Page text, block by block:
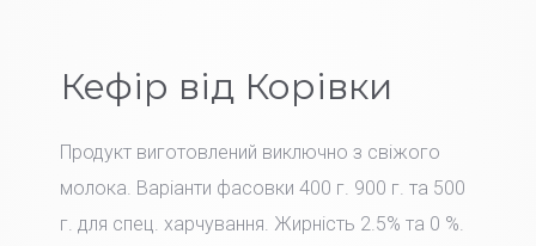
Кефір від Корівки
Продукт виготовлений виключно з свіжого
молока. Варіанти фасовки 400 г. 900 г. та 500
г. для спец. харчування. Жирність 2.5% та 0 %.